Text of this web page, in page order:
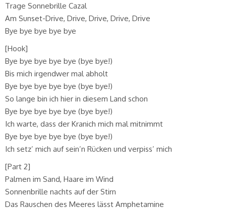
Trage Sonnebrille Cazal
Am Sunset-Drive, Drive, Drive, Drive, Drive
Bye bye bye bye bye
[Hook]
Bye bye bye bye bye (bye bye!)
Bis mich irgendwer mal abholt
Bye bye bye bye bye (bye bye!)
So lange bin ich hier in diesem Land schon
Bye bye bye bye bye (bye bye!)
Ich warte, dass der Kranich mich mal mitnimmt
Bye bye bye bye bye (bye bye!)
Ich setz’ mich auf sein’n Rücken und verpiss’ mich
[Part 2]
Palmen im Sand, Haare im Wind
Sonnenbrille nachts auf der Stirn
Das Rauschen des Meeres lässt Amphetamine